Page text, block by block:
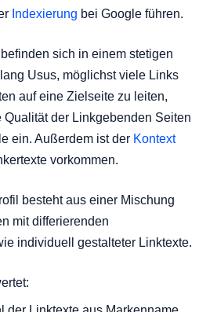
Indexierung bei Google führen.
sich in einem stetigen
Usus, möglichst viele Links
auf eine Zielseite zu leiten,
der Linkgebenden Seiten
ein. Außerdem ist der Kontext
vorkommen.
besteht aus einer Mischung
mit differierenden
individuell gestalteter Linktexte.